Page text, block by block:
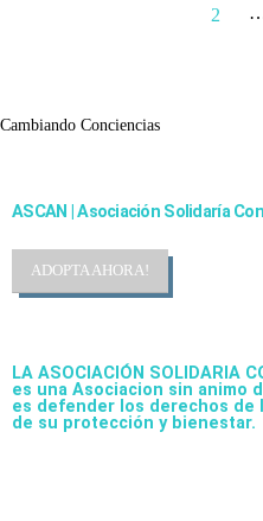
2
Cambiando Conciencias
ASCAN | Asociación Solidaría
ADOPTA AHORA!
LA ASOCIACIÓN SOLIDARIA
es una Asociacion sin animo
es defender los derechos de
de su protección y bienestar.